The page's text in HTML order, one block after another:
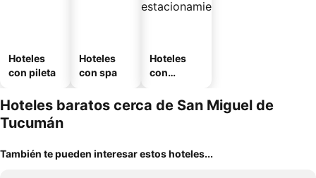
Hoteles
con pileta
Hoteles
con spa
Hoteles
con
miento
Hoteles baratos cerca de San Miguel de
Tucumán
También te pueden interesar estos hoteles...